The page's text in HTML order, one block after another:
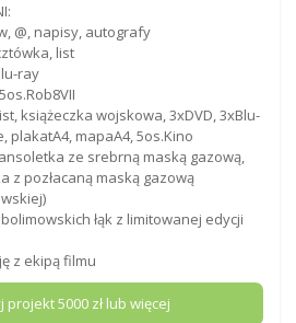
@, napisy, autografy
list
ray
książeczka wojskowa, 3xDVD, 3xBlu-
plakatA4, mapaA4, 5os.Kino
ze srebrną maską gazową,
z pozłacaną maską gazową
łąk z limitowanej edycji
z ekipą filmu
projekt5000 zł lub więcej